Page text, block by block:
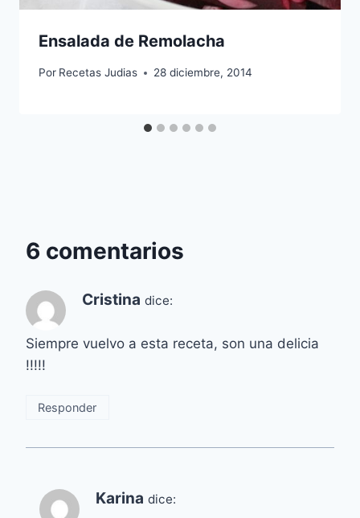
Ensalada de Remolacha
Por Recetas Judias 28 diciembre, 2014
6 comentarios
Cristina dice:
Siempre vuelvo a esta receta, son una delicia
!!!!!
Responder
Karina dice: